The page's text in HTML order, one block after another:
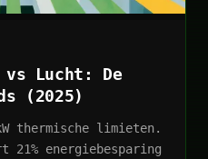
Lucht: De
(2025)
thermische limieten.
energiebesparing